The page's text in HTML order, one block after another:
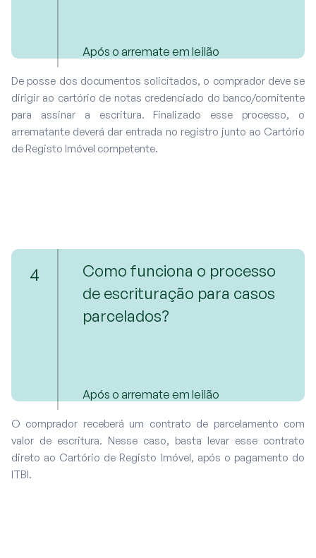
Após o arremate em leilão
De posse dos documentos solicitados, o comprador deve se
dirigir ao cartório de notas credenciado do banco/comitente
para assinar a escritura. Finalizado esse processo, o
arrematante deverá dar entrada no registro junto ao Cartório
de Registo Imóvel competente.
4
Como funciona o processo
de escrituração para casos
parcelados?
Após o arremate em leilão
O comprador receberá um contrato de parcelamento com
valor de escritura. Nesse caso, basta levar esse contrato
direto ao Cartório de Registo Imóvel, após o pagamento do
ITBI.